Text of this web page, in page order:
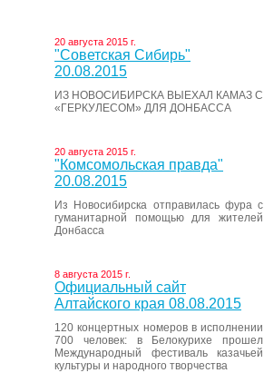
20 августа 2015 г.
"Советская Сибирь"
20.08.2015
ИЗ НОВОСИБИРСКА ВЫЕХАЛ КАМАЗ С
«ГЕРКУЛЕСОМ» ДЛЯ ДОНБАССА
20 августа 2015 г.
"Комсомольская правда"
20.08.2015
Из Новосибирска отправилась фура с
гуманитарной помощью для жителей
Донбасса
8 августа 2015 г.
Официальный сайт
Алтайского края 08.08.2015
120 концертных номеров в исполнении
700 человек: в Белокурихе прошел
Международный фестиваль казачьей
культуры и народного творчества